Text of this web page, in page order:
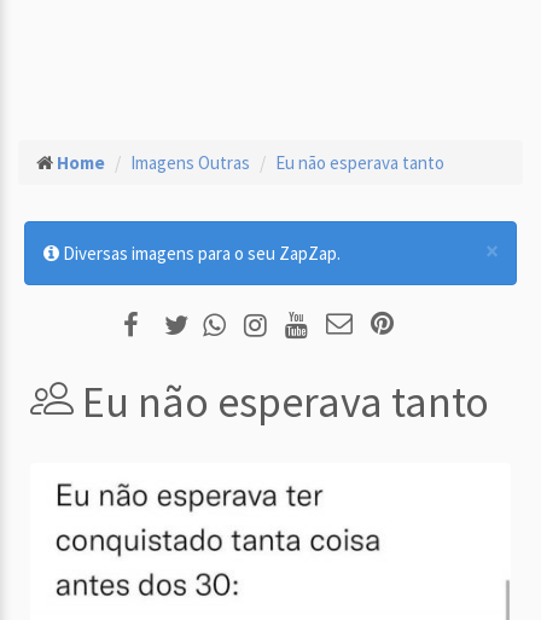
Home Imagens Outras Eu não esperava tanto
×
Diversas imagens para o seu ZapZap.
Eu não esperava tanto